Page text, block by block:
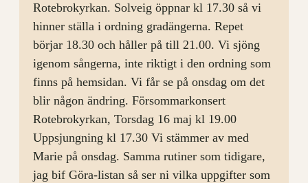
Rotebrokyrkan. Solveig öppnar kl 17.30 så vi
hinner ställa i ordning gradängerna. Repet
börjar 18.30 och håller på till 21.00. Vi sjöng
igenom sångerna, inte riktigt i den ordning som
finns på hemsidan. Vi får se på onsdag om det
blir någon ändring. Försommarkonsert
Rotebrokyrkan, Torsdag 16 maj kl 19.00
Uppsjungning kl 17.30 Vi stämmer av med
Marie på onsdag. Samma rutiner som tidigare,
jag bif Göra-listan så ser ni vilka uppgifter som